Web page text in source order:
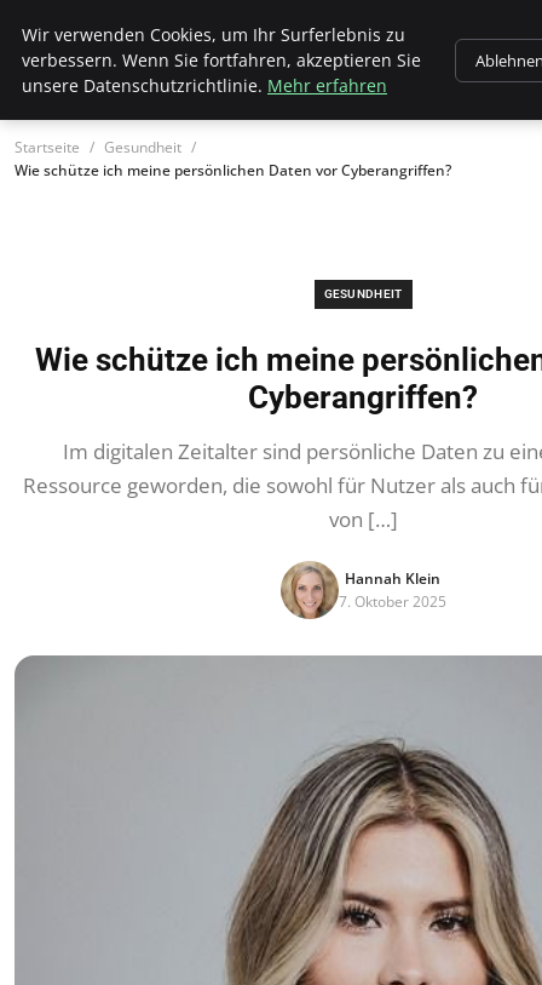
Wk Institut
Startseite
Gesundheit
Wie schütze ich meine persönlichen Daten vor Cyberangriffen?
GESUNDHEIT
Wie schütze ich meine
Cyberangriffen?
Im digitalen Zeitalter sind persönliche Daten zu
Ressource geworden, die sowohl für Nutzer als auch
von […]
Hannah Klein
7. Oktober 2025
Wir verwenden Cookies, um Ihr Surferlebnis zu
verbessern. Wenn Sie fortfahren, akzeptieren Sie
unsere Datenschutzrichtlinie. Mehr erfahren